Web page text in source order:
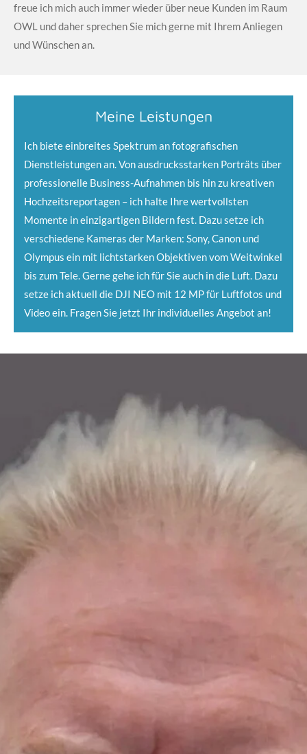
freue ich mich auch immer wieder über neue Kunden im Raum
OWL und daher sprechen Sie mich gerne mit Ihrem Anliegen
und Wünschen an.
Meine Leistungen
Ich biete einbreites Spektrum an fotografischen
Dienstleistungen an. Von ausdrucksstarken Porträts über
professionelle Business-Aufnahmen bis hin zu kreativen
Hochzeitsreportagen – ich halte Ihre wertvollsten
Momente in einzigartigen Bildern fest. Dazu setze ich
verschiedene Kameras der Marken: Sony, Canon und
Olympus ein mit lichtstarken Objektiven vom Weitwinkel
bis zum Tele. Gerne gehe ich für Sie auch in die Luft. Dazu
setze ich aktuell die DJI NEO mit 12 MP für Luftfotos und
Video ein. Fragen Sie jetzt Ihr individuelles Angebot an!